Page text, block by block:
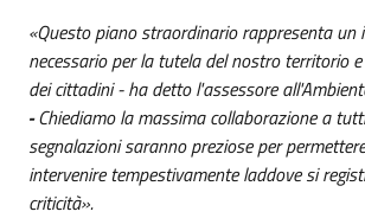
«Questo piano straordinario rappresenta un
necessario per la tutela del nostro territorio
dei cittadini - ha detto l'assessore
-Chiediamo la massima collaborazione a
segnalazioni saranno preziose per
intervenire tempestivamente laddove si
criticità».